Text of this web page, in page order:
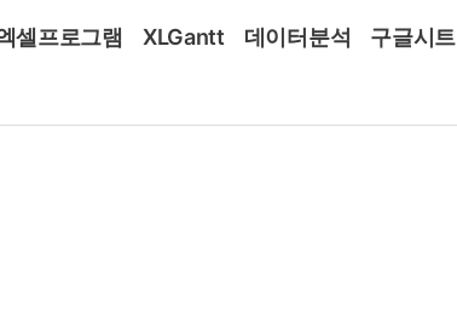
셀프로그램 XLGantt 데이터분석 구글시트